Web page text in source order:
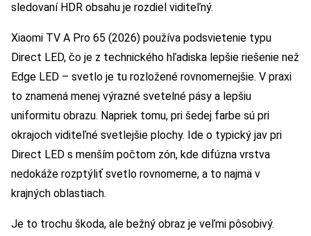
sledovaní HDR obsahu je rozdiel viditeľný.
Xiaomi TV A Pro 65 (2026) používa podsvietenie typu
Direct LED, čo je z technického hľadiska lepšie riešenie než
Edge LED – svetlo je tu rozložené rovnomernejšie. V praxi
to znamená menej výrazné svetelné pásy a lepšiu
uniformitu obrazu. Napriek tomu, pri šedej farbe sú pri
okrajoch viditeľné svetlejšie plochy. Ide o typický jav pri
Direct LED s menším počtom zón, kde difúzna vrstva
nedokáže rozptýliť svetlo rovnomerne, a to najmä v
krajných oblastiach.
Je to trochu škoda, ale bežný obraz je veľmi pôsobivý.